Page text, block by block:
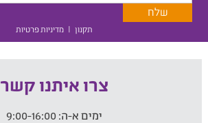
תקנון | מדיניות פרטיות
צרו איתנו קשר
ימים א-ה: